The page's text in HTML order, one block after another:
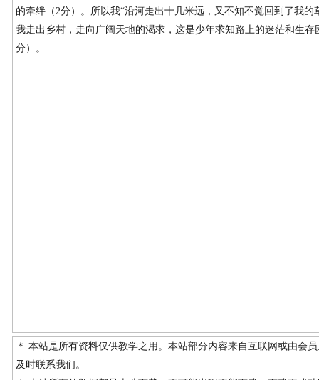
的牵绊（2分）。所以我“沿河走出十几米远，又不知不觉回到了我
我走出乡村，走向广阔天地的渴求，这是少年求知路上的迷茫和生
分）。
＊ 本站是所有资料仅供教学之用。本站部分内容来自互联网或由会
及时联系我们。